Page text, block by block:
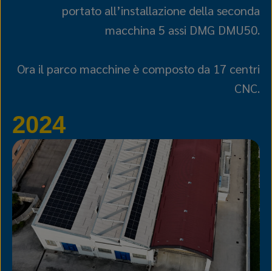
portato all’installazione della seconda
macchina 5 assi DMG DMU50.
Ora il parco macchine è composto da 17 centri
CNC.
2024